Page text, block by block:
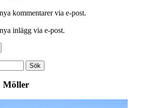
kommentarer via e-post.
inlägg via e-post.
Möller